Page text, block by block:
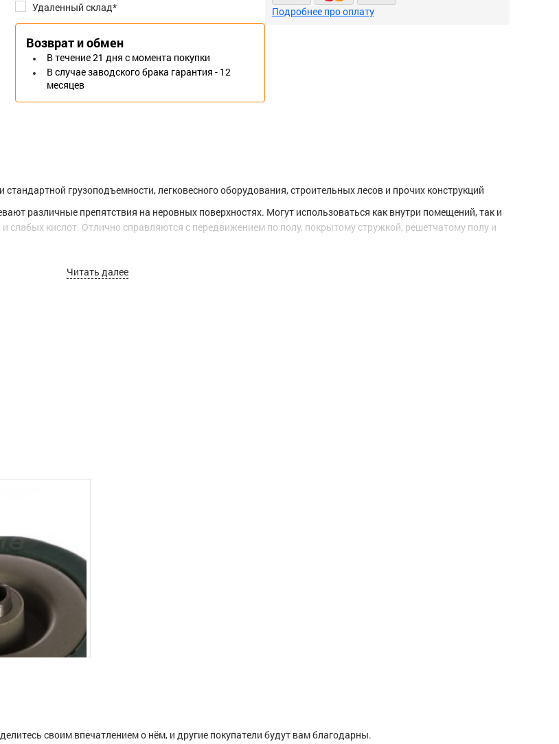
Удаленный склад*
Возврат и обмен
В течение 21 дня с момента покупки
В случае заводского брака гарантия - 12
месяцев
Подробнее про оплату
грузоподъемности, легковесного оборудования, строительных лесов и прочих конструкций
различные препятствия на неровных поверхностях. Могут использоваться как внутри помещений, так и
слабых кислот. Отлично справляются с передвижением по полу, покрытому стружкой, решетчатому полу и
Читать далее
своим впечатлением о нём, и другие покупатели будут вам благодарны.